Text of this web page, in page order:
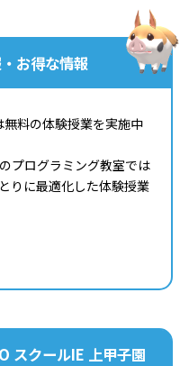
お得な情報
料の体験授業を実施中
プログラミング教室では
りに最適化した体験授業
スクールIE 上甲子園